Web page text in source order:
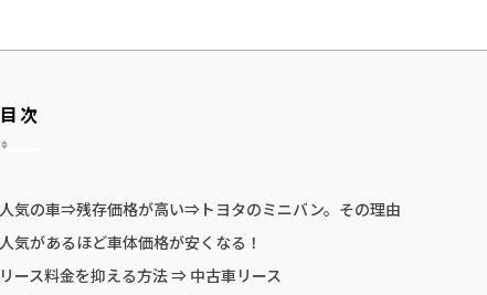
目次
人気の車⇒残存価格が高い⇒トヨタのミニバン。その理由
人気があるほど車体価格が安くなる！
リース料金を抑える方法 ⇒ 中古車リース